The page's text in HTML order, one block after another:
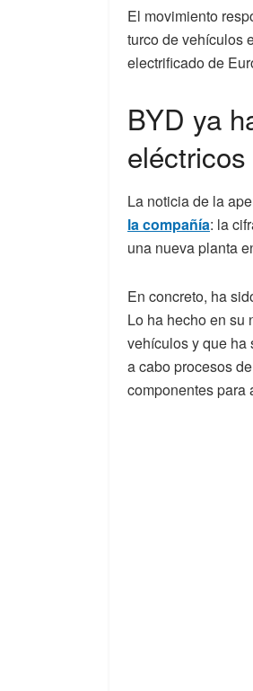
El movimiento
turco de vehículos
electrificado de
BYD ya
eléctricos
La noticia de la
la compañía: la
una nueva planta
En concreto, ha
Lo ha hecho en su
vehículos y que ha
a cabo procesos
componentes para